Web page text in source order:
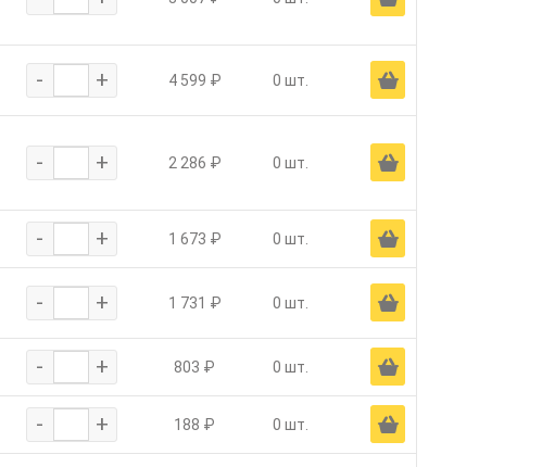
- + 4 599 ₽ 0 шт. Ä
- + 2 286 ₽ 0 шт. Ä
- + 1 673 ₽ 0 шт. Ä
- + 1 731 ₽ 0 шт. Ä
- + 803 ₽ 0 шт. Ä
- + 188 ₽ 0 шт. Ä